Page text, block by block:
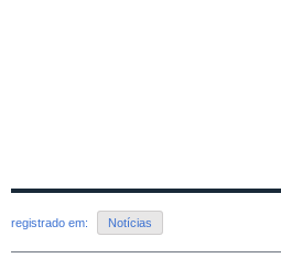
registrado em: Notícias